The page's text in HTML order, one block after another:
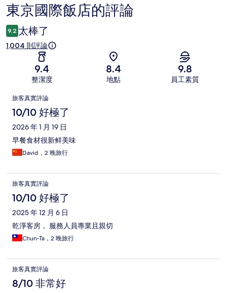
評
論
東京國際飯店的評論
9.2 太棒了
1,004 則評論
9.4
整潔度
8.4
地點
9.8
員工素質
評
論
旅客真實評論
10/10 好極了
2026 年 1 月 19 日
早餐食材很新鲜美味
David，2 晚旅行
旅客真實評論
10/10 好極了
2025 年 12 月 6 日
乾淨客房， 服務人員專業且親切
Chun-Ta，2 晚旅行
旅客真實評論
8/10 非常好